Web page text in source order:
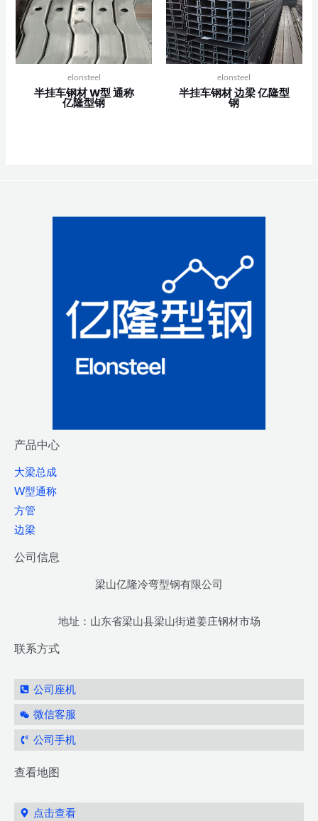
elonsteel
半挂车钢材 W型 通称
亿隆型钢
elonsteel
半挂车钢材 边梁 亿隆型
钢
产品中心
大梁总成
W型通称
方管
边梁
公司信息
梁山亿隆冷弯型钢有限公司
地址：山东省梁山县梁山街道姜庄钢材市场
联系方式
公司座机
微信客服
公司手机
查看地图
点击查看